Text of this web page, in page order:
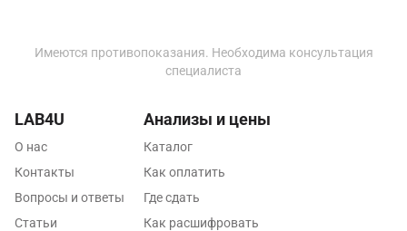
Новороссийск
Новосибирск
Имеются противопоказания. Необходима консультация
специалиста
LAB4U
О нас
Контакты
Вопросы и ответы
Статьи
Анализы и цены
Каталог
Как оплатить
Где сдать
Как расшифровать